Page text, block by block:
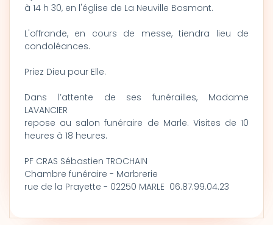
à 14 h 30, en l'église de La Neuville Bosmont.
L'offrande, en cours de messe, tiendra lieu de
condoléances.
Priez Dieu pour Elle.
Dans l’attente de ses funérailles, Madame
LAVANCIER
repose au salon funéraire de Marle. Visites de 10
heures à 18 heures.
PF CRAS Sébastien TROCHAIN
Chambre funéraire - Marbrerie
rue de la Prayette - 02250 MARLE 06.87.99.04.23